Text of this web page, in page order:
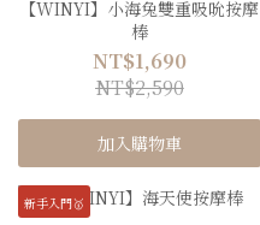
【WINYI】小海兔雙重吸吮按摩
棒
NT$1,690
NT$2,590
加入購物車
新手入門🥇